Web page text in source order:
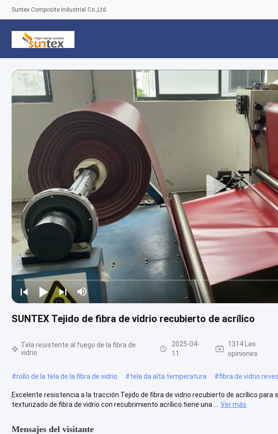
Suntex Composite Industrial Co.,Ltd.
SUNTEX Tejido de fibra de vidrio recubierto de acrílico
Tela resistente al fuego de la fibra de
vidrio
2025-04-
11
1314 Las
opiniones
#rollo de la tela de la fibra de vidrio #tela da alta temperatura #fibra de vidrio
Excelente resistencia a la tracción Tejido de fibra de vidrio recubierto de acrílico para
texturizado de fibra de vidrio con recubrimiento acrílico.tiene una ...
Ver más
Mensajes del visitante